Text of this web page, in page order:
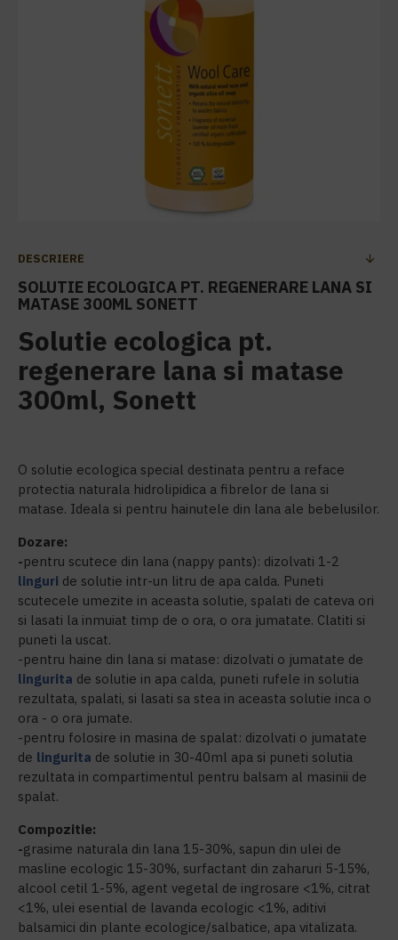
DESCRIERE
SOLUTIE ECOLOGICA PT. REGENERARE LANA SI
MATASE 300ML SONETT
Solutie ecologica pt.
regenerare lana si matase
300ml, Sonett
O solutie ecologica special destinata pentru a reface
protectia naturala hidrolipidica a fibrelor de lana si
matase. Ideala si pentru hainutele din lana ale bebelusilor.
Dozare:
-pentru scutece din lana (nappy pants): dizolvati 1-2
linguri de solutie intr-un litru de apa calda. Puneti
scutecele umezite in aceasta solutie, spalati de cateva ori
si lasati la inmuiat timp de o ora, o ora jumatate. Clatiti si
puneti la uscat.
-pentru haine din lana si matase: dizolvati o jumatate de
lingurita de solutie in apa calda, puneti rufele in solutia
rezultata, spalati, si lasati sa stea in aceasta solutie inca o
ora - o ora jumate.
-pentru folosire in masina de spalat: dizolvati o jumatate
de lingurita de solutie in 30-40ml apa si puneti solutia
rezultata in compartimentul pentru balsam al masinii de
spalat.
Compozitie:
-grasime naturala din lana 15-30%, sapun din ulei de
masline ecologic 15-30%, surfactant din zaharuri 5-15%,
alcool cetil 1-5%, agent vegetal de ingrosare <1%, citrat
<1%, ulei esential de lavanda ecologic <1%, aditivi
balsamici din plante ecologice/salbatice, apa vitalizata.